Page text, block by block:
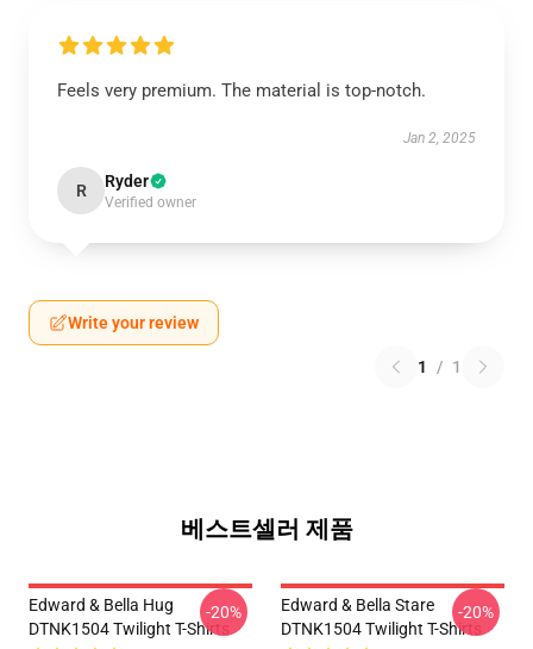
Feels very premium. The material is top-notch.
Jan 2, 2025
R Ryder
Verified owner
Write your review
1 / 1
베스트셀러 제품
Edward & Bella Hug
DTNK1504 Twilight T-Shirts
-20%
Edward & Bella Stare
DTNK1504 Twilight T-Shirts
-20%